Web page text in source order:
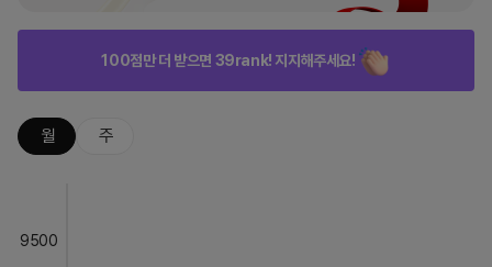
100점만 더 받으면 39rank! 지지해주세요!
월 주
9500